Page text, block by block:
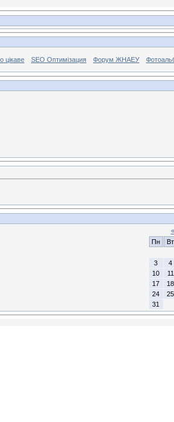
цікаве SEO Оптимізация Форум ЖНАЕУ
«
Пн
Вт
3
4
10
11
17
18
24
25
31